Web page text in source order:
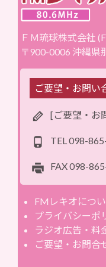
ＦＭ琉球株式会社
〒900-0006 沖縄県
ご要望・お問い
[ご要望・お
TEL 098-
FAX098-
FMレキオにつ
プライバシーポ
ラジオ広告・料
ご要望・お問合